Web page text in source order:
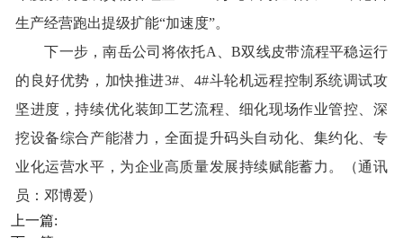
生产经营跑出提级扩能“加速度”。
下一步，南岳公司将依托A、B双线皮带流程平稳运行
的良好优势，加快推进3#、4#斗轮机远程控制系统调试攻
坚进度，持续优化装卸工艺流程、细化现场作业管控、深
挖设备综合产能潜力，全面提升码头自动化、集约化、专
业化运营水平，为企业高质量发展持续赋能蓄力。（通讯
员：邓博爱）
上一篇: